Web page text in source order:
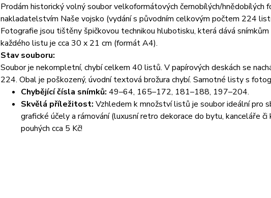
Prodám historický volný soubor velkoformátových černobílých/hnědobílých
nakladatelstvím Naše vojsko (vydání s původním celkovým počtem 224
Fotografie jsou tištěny špičkovou technikou hlubotisku, která dává
každého listu je cca 30 x 21 cm (formát A4).
Stav souboru:
Soubor je nekompletní, chybí celkem 40 listů. V papírových deskách se
224. Obal je poškozený, úvodní textová brožura chybí. Samotné listy s
Chybějící čísla snímků: 49–64, 165–172, 181–188, 197–204.
Skvělá příležitost: Vzhledem k množství listů je soubor ideální pro
grafické účely a rámování (luxusní retro dekorace do bytu, kanceláře
pouhých cca 5 Kč!